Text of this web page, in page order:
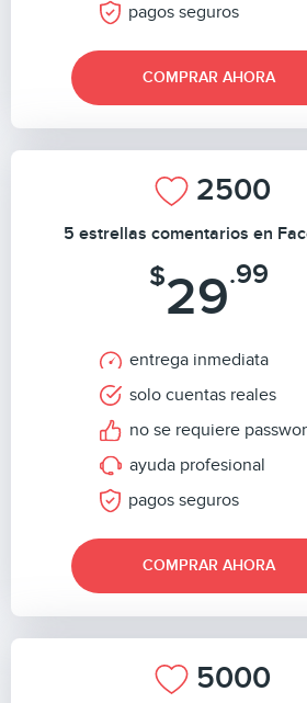
pagos seguros
COMPRAR AHORA
2500
5 estrellas comentarios en
$29.99
entrega inmediata
solo cuentas reales
no se requiere
ayuda profesional
pagos seguros
COMPRAR AHORA
5000